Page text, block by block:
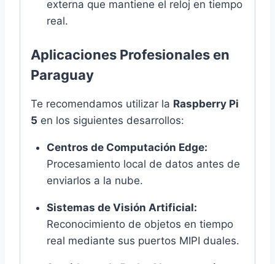
externa que mantiene el reloj en tiempo
real.
Aplicaciones Profesionales en
Paraguay
Te recomendamos utilizar la Raspberry Pi
5 en los siguientes desarrollos:
Centros de Computación Edge:
Procesamiento local de datos antes de
enviarlos a la nube.
Sistemas de Visión Artificial:
Reconocimiento de objetos en tiempo
real mediante sus puertos MIPI duales.